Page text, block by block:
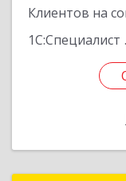
Клиентов на
1С:Специалист